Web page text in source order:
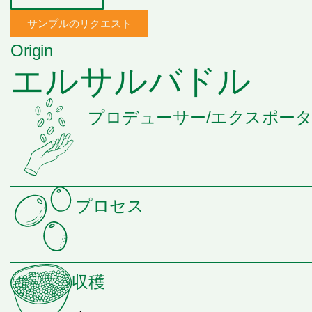
サンプルのリクエスト
Origin
エルサルバドル
プロデューサー/エクスポー
プロセス
収穫